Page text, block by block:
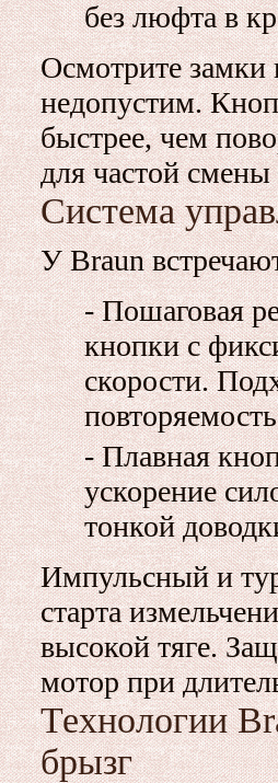
без люфта в
Осмотрите замки
недопустим.
быстрее, чем
для частой смены
Система
У Braun
- Пошаговая
кнопки с
скорости.
- Плавная
ускорение
тонкой
Импульсный и
старта
высокой тяге.
мотор при
Технологии
брызг